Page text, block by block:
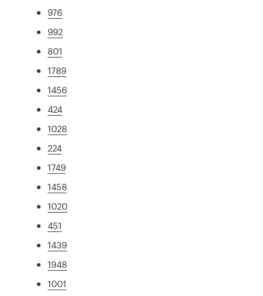
976
992
801
1789
1456
424
1028
224
1749
1458
1020
451
1439
1948
1001